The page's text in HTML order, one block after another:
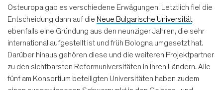
Osteuropa gab es verschiedene Erwägungen. Letztlich fiel die
Entscheidung dann auf die Neue Bulgarische Universität,
ebenfalls eine Gründung aus den neunziger Jahren, die sehr
international aufgestellt ist und früh Bologna umgesetzt hat.
Darüber hinaus gehören diese und die weiteren Projektpartner
zu den sichtbarsten Reformuniversitäten in ihren Ländern. Alle
fünf am Konsortium beteiligten Universitäten haben zudem